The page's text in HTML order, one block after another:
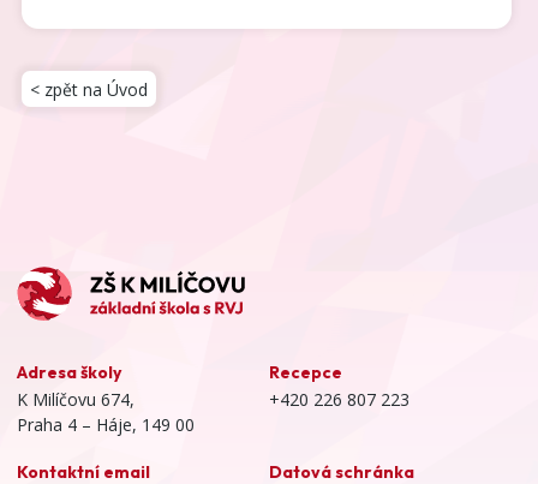
< zpět na Úvod
Adresa školy
K Milíčovu 674,
Praha 4 – Háje, 149 00
Recepce
+420 226 807 223
Kontaktní email Datová schránka